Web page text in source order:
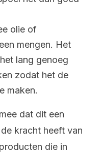
olie of
mengen. Het
lang genoeg
zodat het de
maken.
dat dit een
kracht heeft van
die in